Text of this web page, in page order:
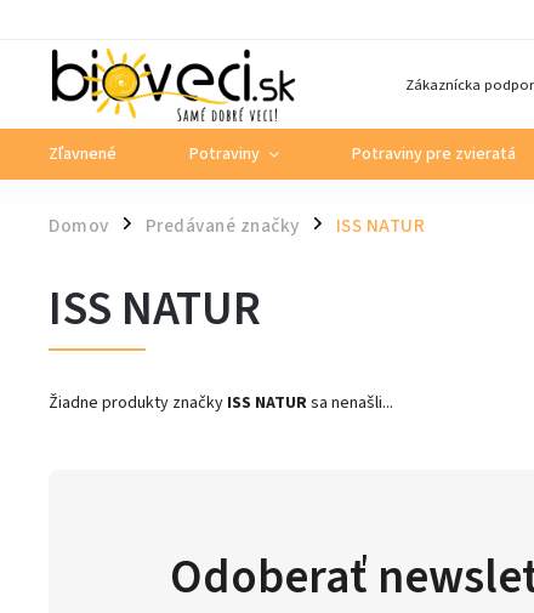
Zákaznícka
Zľavnené Potraviny Potraviny pre zvieratá
Domov / Predávané značky / ISS NATUR
ISS NATUR
Žiadne produkty značky ISS NATURsa nenašli...
Odoberať